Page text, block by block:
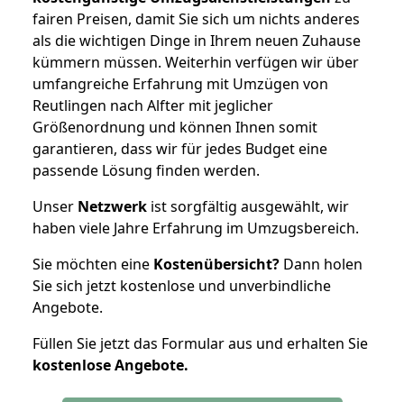
fairen Preisen, damit Sie sich um nichts anderes
als die wichtigen Dinge in Ihrem neuen Zuhause
kümmern müssen. Weiterhin verfügen wir über
umfangreiche Erfahrung mit Umzügen von
Reutlingen nach Alfter mit jeglicher
Größenordnung und können Ihnen somit
garantieren, dass wir für jedes Budget eine
passende Lösung finden werden.
Unser Netzwerk ist sorgfältig ausgewählt, wir
haben viele Jahre Erfahrung im Umzugsbereich.
Sie möchten eine Kostenübersicht? Dann holen
Sie sich jetzt kostenlose und unverbindliche
Angebote.
Füllen Sie jetzt das Formular aus und erhalten Sie
kostenloseAngebote.